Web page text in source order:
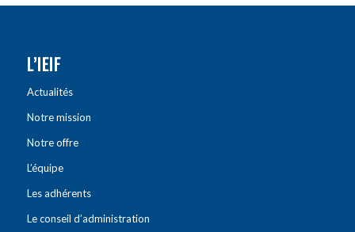
L’IEIF
Actualités
Notre mission
Notre offre
L’équipe
Les adhérents
Le conseil d’administration